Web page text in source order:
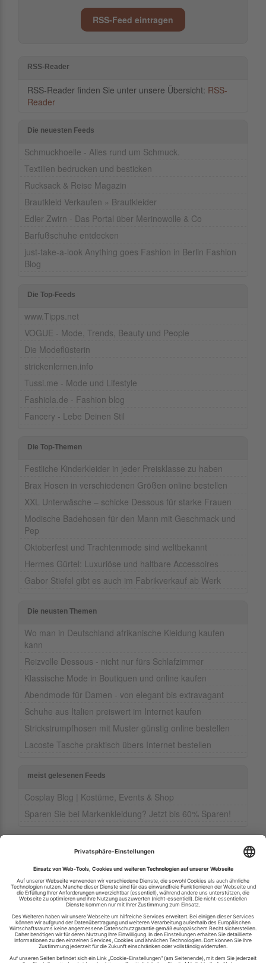
RSS-Feed eintragen
RSS-Reader
RSS-Reader finden Sie unter unsere Übersicht: RSS-
Reader
Die neuesten Feeds
Schmuckhoelle - Alles rund um Schmuck.
Textilien bedrucken und besticken
Rucksack & Reise Magazin
Brautkleid Verkaufen » Brautkleider
Edler Zwirn - Das Portal über Merinowolle & Co
Barfußschuhe entdecken
just-take-a-look Anything goes Fashion in Berlin Fashion
Blog
Die Top-Feeds
www.Tipps.net
VOGUE - Mode, Trends, Beauty und People
Die Modeflüsterin
strickenlernen.info
Tussi.me - Mode und Lifestyle
Fashiola.de - Fashion blog
Fancery - Lebe Deinen Stil
Die Top-Themen
Festliche Kinderkleider in jeder Preisklasse zu haben
Brax Hosen in verschiedenen Größen online bestellen
XXL Unterwäsche – schicke Dessous für starke Frauen
Modische Badehosen für den Mann mit Geschmack und
Pep
Oktoberfest und Trachtenmode sind weltbekannt
Hermes Gürtel: Luxuriöse und haltbare Accessoires
Gabor Stiefel gibt es auch im Fabrikverkauf ab Werk
Die neusten Themen
Wo man in Deutschland afrikanische Kleidung kaufen
kann
Reizvolle Dessous - nicht nur fürs Schlafzimmer
Klassische Mode in Boutiquen und online kaufen
Abendmode für Damen - von elegant bis extravagant
Schuhe aus Italien preiswert im Internet kaufen
Strickstrumpfhosen mit Muster günstig online bestellen
Lacoste Tasche praktisch übers Internet bestellen
meist gelesenen Feeds
Cosplay Blog | Kostüme, Events & Shop
Sparen Sie bei Markenkleidung? Jetzt bis 60% Sparen!
Ihren RSS-Feed veröffentlichen
RSS-Verzeichnis.de © 2003-2026
Impressum
Kontakt